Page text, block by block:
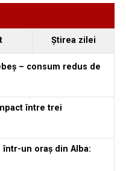
disponibile la 4 august
lista posturilor
de Jos, reținut după
partenera
Ştirea zilei
– consum redus de
între trei
un oraș din Alba: